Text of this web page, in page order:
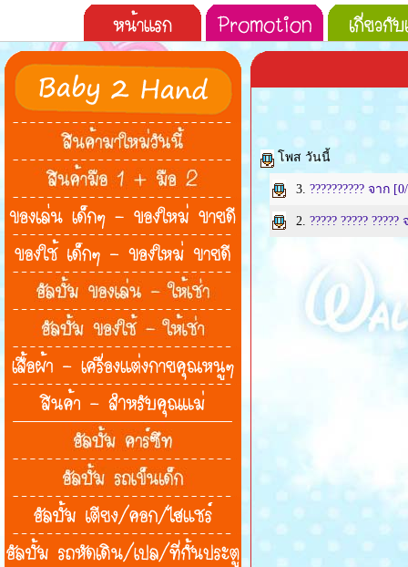
โพส วันนี้
3. ?????????? จาก
2. ????? ?????